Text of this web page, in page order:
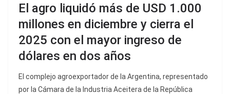
El agro liquidó más de USD 1.000
millones en diciembre y cierra el
2025 con el mayor ingreso de
dólares en dos años
El complejo agroexportador de la Argentina, representado
por la Cámara de la Industria Aceitera de la República